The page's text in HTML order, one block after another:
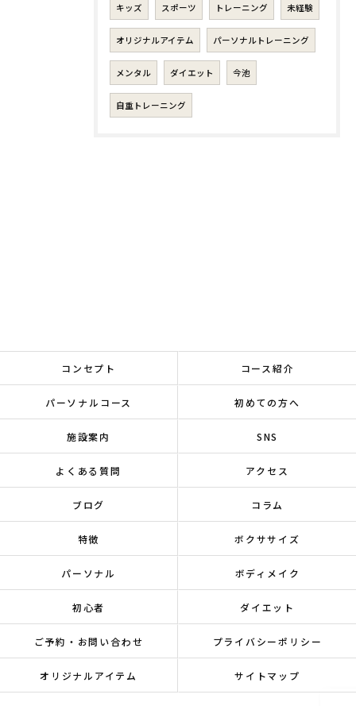
キッズ スポーツ トレーニング 未経験
オリジナルアイテム パーソナルトレーニング
メンタル ダイエット 今池
自重トレーニング
コンセプト コース紹介
パーソナルコース 初めての方へ
施設案内 SNS
よくある質問 アクセス
ブログ コラム
特徴 ボクササイズ
パーソナル ボディメイク
初心者 ダイエット
ご予約・お問い合わせ プライバシーポリシー
オリジナルアイテム サイトマップ